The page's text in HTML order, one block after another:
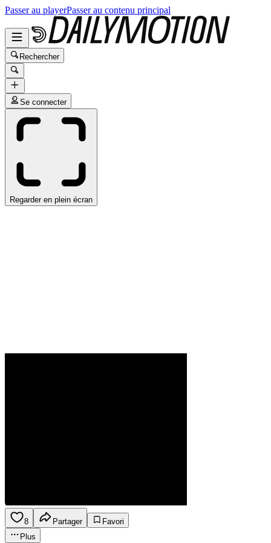
Passer au playerPasser au contenu principal
Rechercher
Se connecter
Regarder en plein écran
8 Partager
Favori
Plus